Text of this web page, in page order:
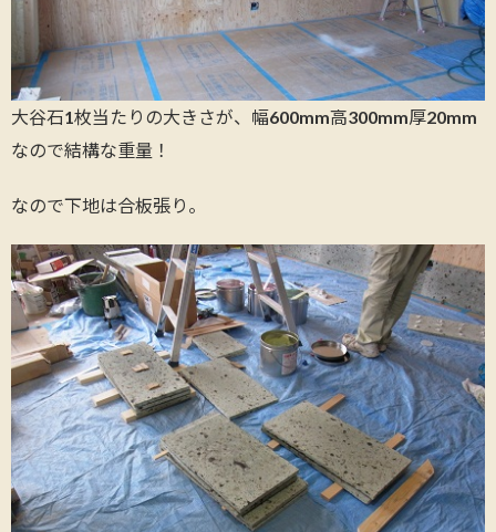
大谷石1枚当たりの大きさが、幅600mm高300mm厚20mm
なので結構な重量！
なので下地は合板張り。